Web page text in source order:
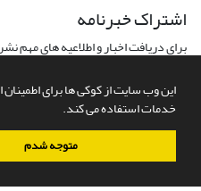
این وب سایت از کوکی ها برای اطمینان
خدمات استفاده می کند.
متوجه شدم
اشتراک خبرنامه
برای دریافت اخبار و اطلاعیه های
سامانه مدیریت نشریات علمی.طراحی و